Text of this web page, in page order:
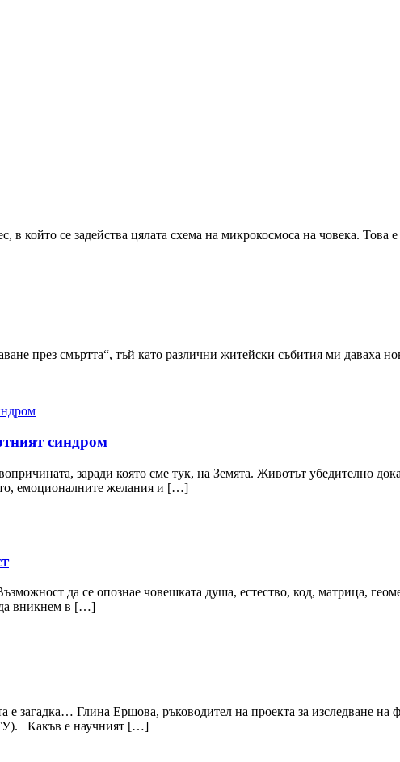
в който се задейства цялата схема на микрокосмоса на човека.
през смъртта“, тъй като различни житейски събития ми даваха
синдром
заради която сме тук, на Земята. Животът убедително
емоционалните желания и […]
да се опознае човешката душа, естество, код, матрица,
да вникнем в […]
загадка… Глина Ершова, ръководител на проекта за изследване
Какъв е научният […]